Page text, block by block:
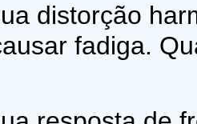
distorção
fadiga.